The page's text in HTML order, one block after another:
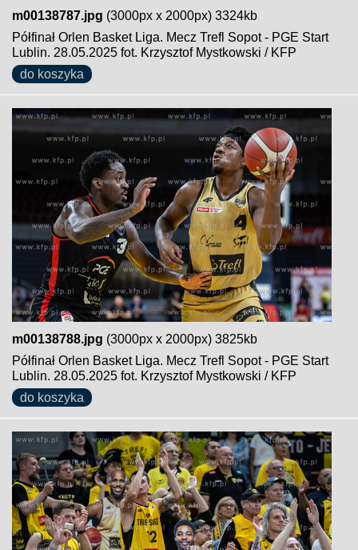
m00138787.jpg (3000px x 2000px) 3324kb
Półfinał Orlen Basket Liga. Mecz Trefl Sopot - PGE Start
Lublin. 28.05.2025 fot. Krzysztof Mystkowski / KFP
do koszyka
m00138788.jpg (3000px x 2000px) 3825kb
Półfinał Orlen Basket Liga. Mecz Trefl Sopot - PGE Start
Lublin. 28.05.2025 fot. Krzysztof Mystkowski / KFP
do koszyka